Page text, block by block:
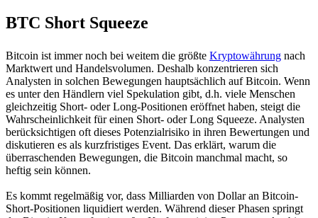
BTC Short Squeeze
Bitcoin ist immer noch bei weitem die größte Kryptowährung nach
Marktwert und Handelsvolumen. Deshalb konzentrieren sich
Analysten in solchen Bewegungen hauptsächlich auf Bitcoin. Wenn
es unter den Händlern viel Spekulation gibt, d.h. viele Menschen
gleichzeitig Short- oder Long-Positionen eröffnet haben, steigt die
Wahrscheinlichkeit für einen Short- oder Long Squeeze. Analysten
berücksichtigen oft dieses Potenzialrisiko in ihren Bewertungen und
diskutieren es als kurzfristiges Event. Das erklärt, warum die
überraschenden Bewegungen, die Bitcoin manchmal macht, so
heftig sein können.
Es kommt regelmäßig vor, dass Milliarden von Dollar an Bitcoin-
Short-Positionen liquidiert werden. Während dieser Phasen springt